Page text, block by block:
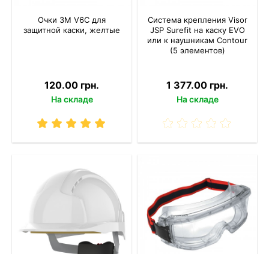
Очки 3M V6C для
защитной каски, желтые
120.00 грн.
На складе
Система крепления Visor
JSP Surefit на каску EVO
или к наушникам Contour
(5 элементов)
1 377.00 грн.
На складе